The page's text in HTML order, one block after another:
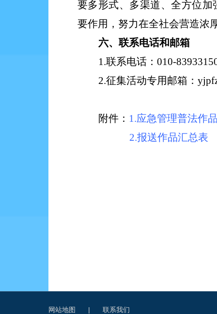
要多形式、多渠道、全方位
要作用，努力在全社会营造浓
六、 联系电话和邮箱
1.联系电话 ：010-8393315
2.征集活动专用邮箱：yjpf
附件： 1.应急管理普法作
2.报送作品汇总表
网站地图 | 联系我们